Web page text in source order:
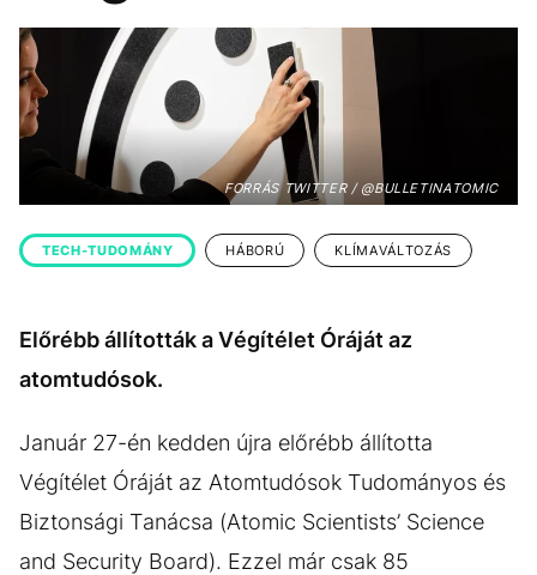
KÖZÉLET
ÉLETMÓD DESIGN
BESZÉLGETÉSEK ARCOK
VIDEÓ TÖRTÉNETEK
GASZTRO
FORRÁS TWITTER / @BULLETINATOMIC
TECH-TUDOMÁNY HÁBORÚ KLÍMAVÁLTOZÁS
Előrébb állították a Végítélet Óráját az
atomtudósok.
Január 27-én kedden újra előrébb állította
Végítélet Óráját az Atomtudósok Tudományos és
Biztonsági Tanácsa (Atomic Scientists’ Science
and Security Board). Ezzel már csak 85